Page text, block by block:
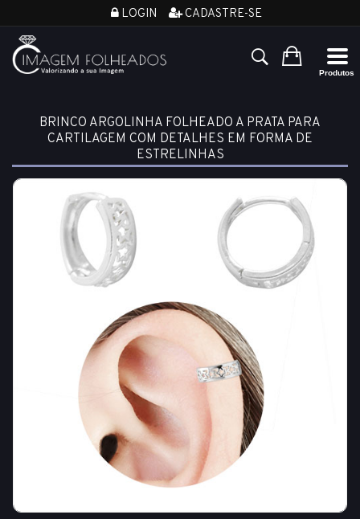
LOGIN CADASTRE-SE
BRINCO ARGOLINHA FOLHEADO A PRATA PARA
CARTILAGEM COM DETALHES EM FORMA DE
ESTRELINHAS